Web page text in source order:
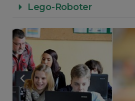
Lego-Roboter